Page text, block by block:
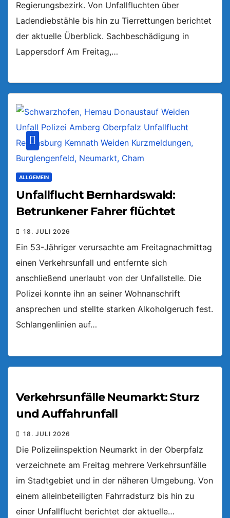
Regierungsbezirk. Von Unfallfluchten über
Ladendiebstähle bis hin zu Tierrettungen berichtet
der aktuelle Überblick. Sachbeschädigung in
Lappersdorf Am Freitag,…
ALLGEMEIN
Unfallflucht Bernhardswald:
Betrunkener Fahrer flüchtet
18. JULI 2026
Ein 53-Jähriger verursachte am Freitagnachmittag
einen Verkehrsunfall und entfernte sich
anschließend unerlaubt von der Unfallstelle. Die
Polizei konnte ihn an seiner Wohnanschrift
ansprechen und stellte starken Alkoholgeruch fest.
Schlangenlinien auf…
Verkehrsunfälle Neumarkt: Sturz
und Auffahrunfall
18. JULI 2026
Die Polizeiinspektion Neumarkt in der Oberpfalz
verzeichnete am Freitag mehrere Verkehrsunfälle
im Stadtgebiet und in der näheren Umgebung. Von
einem alleinbeteiligten Fahrradsturz bis hin zu
einer Unfallflucht berichtet der aktuelle…